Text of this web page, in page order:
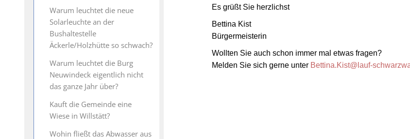
Es grüßt Sie herzlichst
Bettina Kist
Bürgermeisterin
Wollten Sie auch schon immer mal etwas fragen?
Melden Sie sich gerne unter Bettina.Kist@lauf-
Warum leuchtet die neue
Solarleuchte an der
Bushaltestelle
Äckerle/Holzhütte so schwach?
Warum leuchtet die Burg
Neuwindeck eigentlich nicht
das ganze Jahr über?
Kauft die Gemeinde eine
Wiese in Willstätt?
Wohin fließt das Abwasser aus